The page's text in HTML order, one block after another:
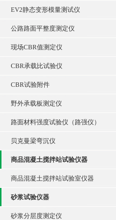
EV2静态变形模量测试仪
公路路面平整度测定仪
现场CBR值测定仪
CBR承载比试验仪
CBR试验附件
野外承载板测定仪
路面材料强度试验仪（路强仪）
贝克曼梁弯沉仪
商品混凝土搅拌站试验仪器
商品混凝土搅拌站试验室仪器
砂浆试验仪器
砂浆分层度测定仪